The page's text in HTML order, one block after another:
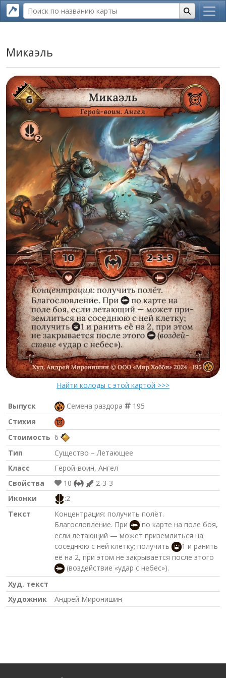
Микаэль
Найти колоды с этой картой >>>
Выпуск Семена раздора
195
Стихия
Стоимость 6
Тип
Существо – Летающее
Класс
Герой-воин, Ангел
Свойства
10
2-3-3
Иконки
:2
Текст
Концентрация: получить полёт.
Благословление. При
по карте на поле боя,
если летающий — может приземлиться на
соседнюю с ней клетку; получить
1 и ранить
её на 2, при этом не закрывается после этого
(воздействие «удар с небес»).
Худ. текст
Художник
Андрей Миронишин